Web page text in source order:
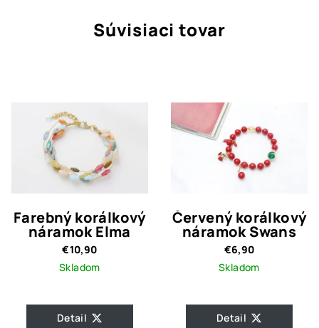
Súvisiaci tovar
Farebný korálkový
náramok Elma
€10,90
Skladom
Detail
Červený korálkový
náramok Swans
€6,90
Skladom
Detail